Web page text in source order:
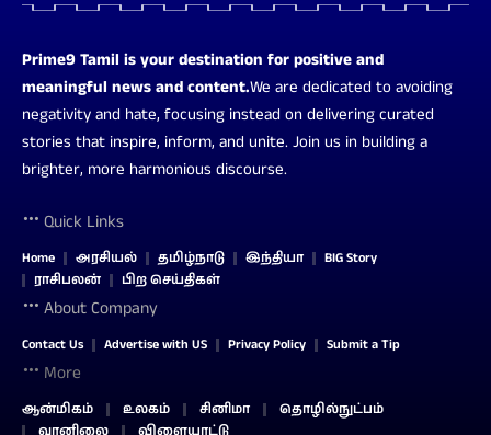
Prime9 Tamil is your destination for positive and
meaningful news and content.We are dedicated to avoiding
negativity and hate, focusing instead on delivering curated
stories that inspire, inform, and unite. Join us in building a
brighter, more harmonious discourse.
Quick Links
Home அரசியல் தமிழ்நாடு இந்தியா
BIG Story
ராசிபலன்
பிற செய்திகள்
About Company
Contact Us Advertise with US Privacy Policy Submit a Tip
More
ஆன்மிகம் உலகம் சினிமா
தொழில்நுட்பம்
வானிலை
விளையாட்டு